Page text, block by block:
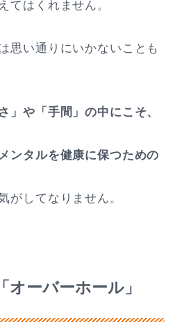
てはくれません。
思い通りにいかないことも
」や「手間」の中にこそ、
ンタルを健康に保つための
がしてなりません。
オーバーホール」